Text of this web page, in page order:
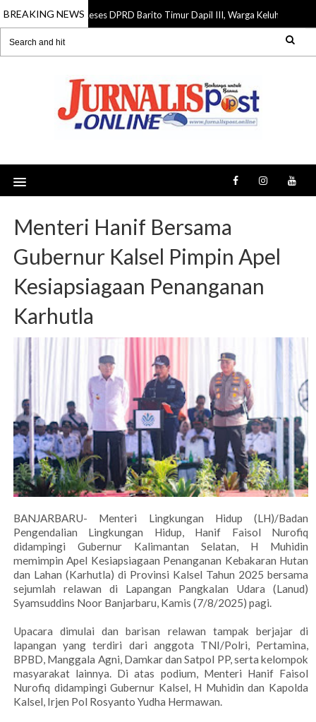
BREAKING NEWS
07 Aug 2026 Reses DPRD Barito Timur Dapil III, Warga Keluhkan
Menteri Hanif Bersama
Gubernur Kalsel Pimpin Apel
Kesiapsiagaan Penanganan
Karhutla
BANJARBARU- Menteri Lingkungan Hidup (LH)/Badan
Pengendalian Lingkungan Hidup, Hanif Faisol Nurofiq
didampingi Gubernur Kalimantan Selatan, H Muhidin
memimpin Apel Kesiapsiagaan Penanganan Kebakaran Hutan
dan Lahan (Karhutla) di Provinsi Kalsel Tahun 2025 bersama
sejumlah relawan di Lapangan Pangkalan Udara (Lanud)
Syamsuddins Noor Banjarbaru, Kamis (7/8/2025) pagi.
‎Upacara dimulai dan barisan relawan tampak berjajar di
lapangan yang terdiri dari anggota TNI/Polri, Pertamina,
BPBD, Manggala Agni, Damkar dan Satpol PP, serta kelompok
masyarakat lainnya. Di atas podium, Menteri Hanif Faisol
Nurofiq didampingi Gubernur Kalsel, H Muhidin dan Kapolda
Kalsel, Irjen Pol Rosyanto Yudha Hermawan.